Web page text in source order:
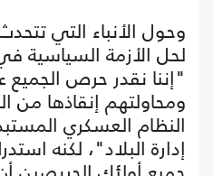
وحول الأنباء التي
لحل الأزمة السياسية
"إننا نقدر حرص
ومحاولتهم إنقاذها
النظام العسكري
إدارة البلاد"، لكنه